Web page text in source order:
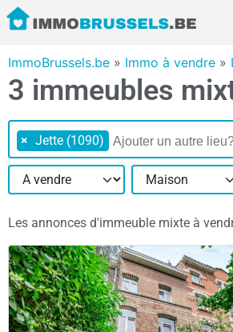
ImmoBrussels.be » Immo à vendre »
3 immeubles
× Jette (1090)
Les annonces d'immeuble mixte à